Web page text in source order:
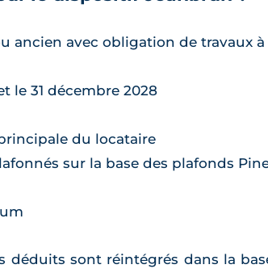
ancien avec obligation de travaux
le 31 décembre 2028
du locataire
sur la base des plafonds
déduits sont réintégrés dans la